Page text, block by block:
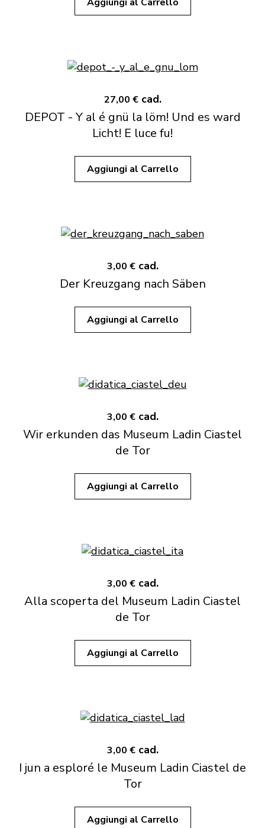
27,00 € cad.
DEPOT - Y al é gnü la löm! Und es ward
Licht! E luce fu!
Aggiungi al Carrello
3,00 € cad.
Der Kreuzgang nach Säben
Aggiungi al Carrello
3,00 € cad.
Wir erkunden das Museum Ladin Ciastel
de Tor
Aggiungi al Carrello
3,00 € cad.
Alla scoperta del Museum Ladin Ciastel
de Tor
Aggiungi al Carrello
3,00 € cad.
I jun a esploré le Museum Ladin Ciastel de
Tor
Aggiungi al Carrello